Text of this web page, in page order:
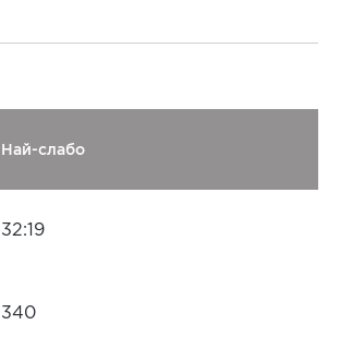
Най-слабо
32:19
340